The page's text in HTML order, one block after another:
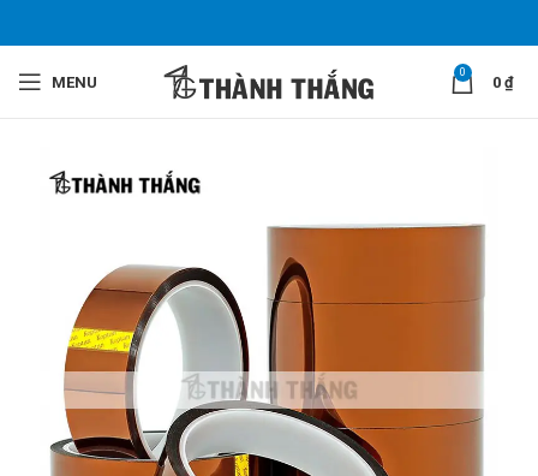
MENU
0
0 ₫